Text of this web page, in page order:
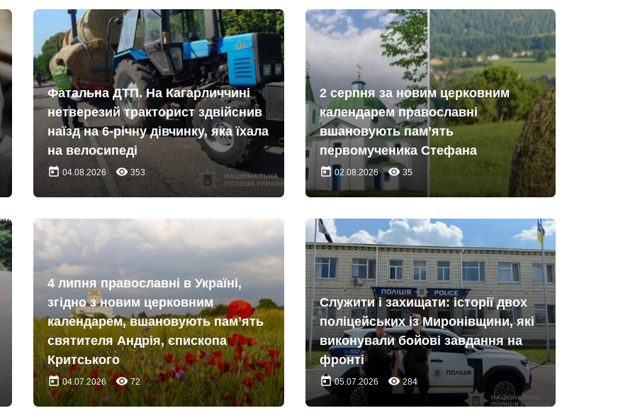
Фатальна ДТП. На Кагарличчині
нетверезий тракторист здвійснив
наїзд на 6-річну дівчинку, яка їхала
на велосипеді
today 04.08.2026 remove_red_eye 353
2 серпня за новим церковним
календарем православні
вшановують пам’ять
первомученика Стефана
today 02.08.2026 remove_red_eye 35
4 липня православні в Україні,
згідно з новим церковним
календарем, вшановують пам’ять
святителя Андрія, єпископа
Критського
today04.07.2026 remove_red_eye72
Служити і захищати: історії двох
поліцейських із Миронівщини, які
виконували бойові завдання на
фронті
today05.07.2026 remove_red_eye284